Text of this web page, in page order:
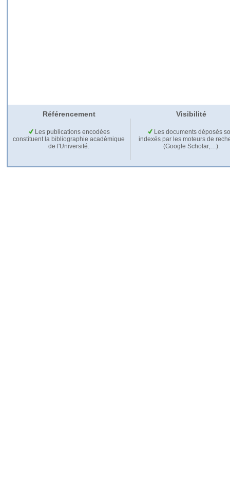
Référencement Visibilité
Les publications encodées
constituent la bibliographie académique
de l'Université.
Les documents déposés
indexés par les moteurs de
(Google Scholar,…).